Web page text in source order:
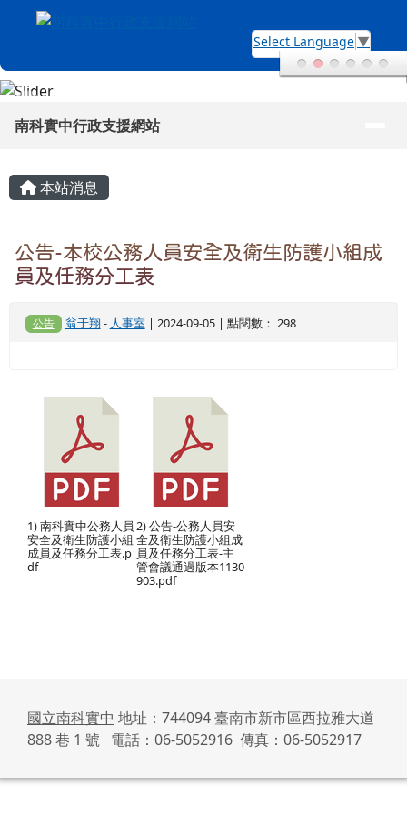
跳至主內容區
南科實中行政支援網站
Select Language ▼
導覽列
南科實中行政支援網站
主內容區域
本站消息
公告-本校公務人員安全及衛生防護小組成
員及任務分工表
公告 翁于翔 - 人事室 | 2024-09-05 | 點閱數： 298
1) 南科實中公務人員
安全及衛生防護小組
成員及任務分工表.p
df
2) 公告-公務人員安
全及衛生防護小組成
員及任務分工表-主
管會議通過版本1130
903.pdf
國立南科實中 地址：744094 臺南市新市區西拉雅大道
888 巷 1 號 電話：06-5052916 傳真：06-5052917